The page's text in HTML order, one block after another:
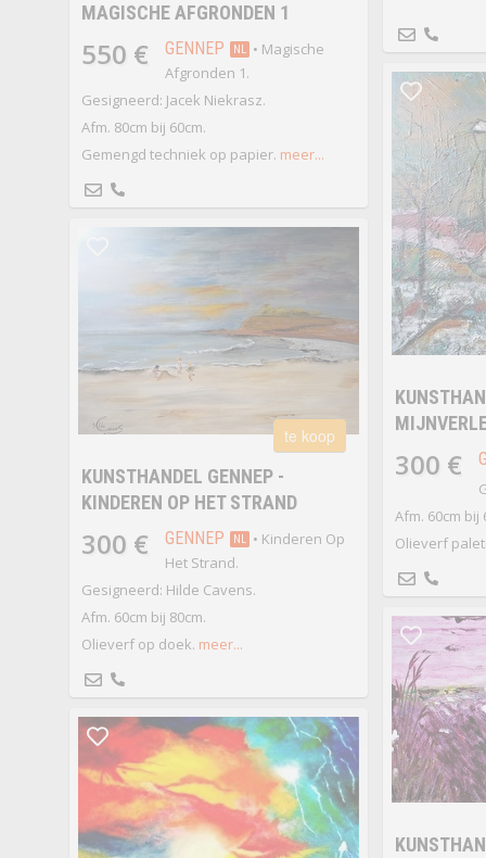
MAGISCHE AFGRONDEN 1
550 € GENNEP NL • Magische
Afgronden 1.
Gesigneerd: Jacek Niekrasz.
Afm. 80cm bij 60cm.
Gemengd techniek op papier. meer...
300 €
Afm. 60cm bij
Olieverf
te koop
KUNSTHANDEL GENNEP -
KINDEREN OP HET STRAND
300 € GENNEP NL • Kinderen Op
Het Strand.
Gesigneerd: Hilde Cavens.
Afm. 60cm bij 80cm.
Olieverf op doek. meer...